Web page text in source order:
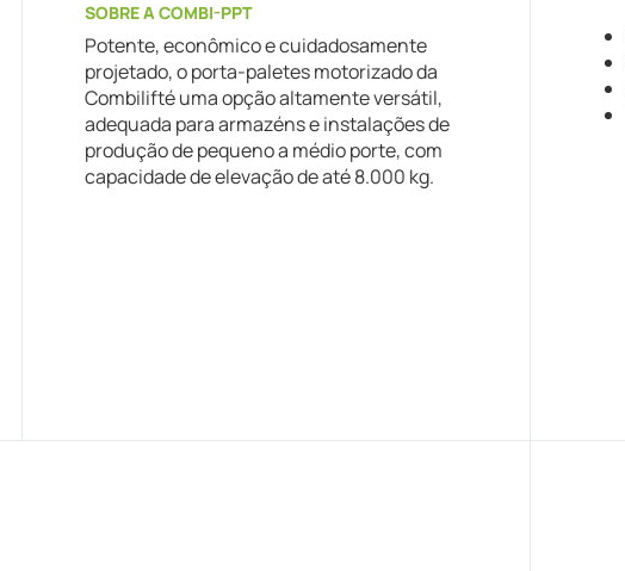
SOBRE A COMBI-PPT
Potente, econômico e cuidadosamente
projetado, o porta-paletes motorizado da
Combilifté uma opção altamente versátil,
adequada para armazéns e instalações de
produção de pequeno a médio porte, com
capacidade de elevação de até 8.000 kg.